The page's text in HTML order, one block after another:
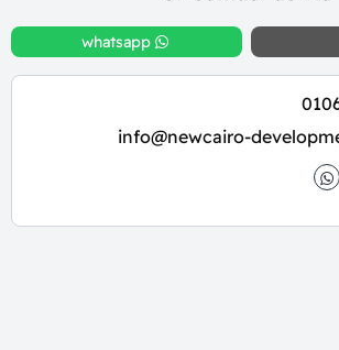
whatsapp
info@newcairo-